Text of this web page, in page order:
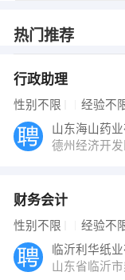
【山
热门推荐
行政助理
性别不限 经验不
山东海山药业
德州经济开
财务会计
性别不限 经验不
临沂利华纸
山东省临沂